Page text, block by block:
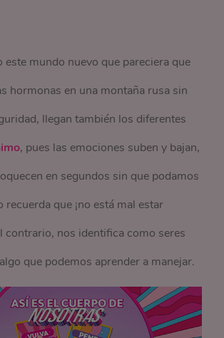
este mundo nuevo que pareciera que
hormonas en una montaña rusa sin
llegan también los diferentes
, pues las emociones suben y bajan,
en segundos sin que podamos
recuerda que ¡no está mal estar
contrario, nos identifica como seres
que podemos aprender a manejar.